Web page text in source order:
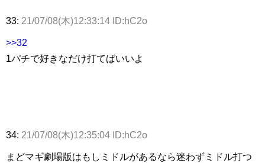
33: 21/07/08(木)12:33:14 ID:hC2o
>>32
1パチで好きなだけ打てばいいよ
34: 21/07/08(木)12:35:04 ID:hC2o
まどマギ劇場版はもしミドルがあるなら迷わずミドル打つ